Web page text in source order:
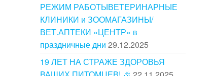
РЕЖИМ РАБОТЫВЕТЕРИНАРНЫЕ
КЛИНИКИ и ЗООМАГАЗИНЫ/
ВЕТ.АПТЕКИ «ЦЕНТР» в
праздничные дни 29.12.2025
19 ЛЕТ НА СТРАЖЕ ЗДОРОВЬЯ